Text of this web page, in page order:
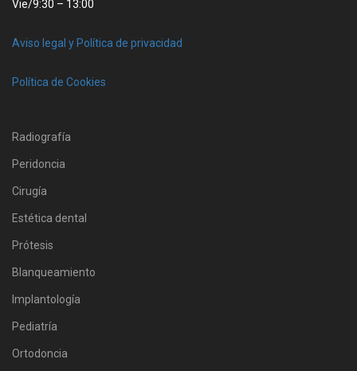
Vie/9:30 – 13:00
Aviso legal y Política de privacidad
Política de Cookies
Radiografía
Peridoncia
Cirugía
Estética dental
Prótesis
Blanqueamiento
Implantología
Pediatría
Ortodoncia